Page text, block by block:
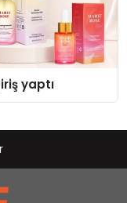
yaptı